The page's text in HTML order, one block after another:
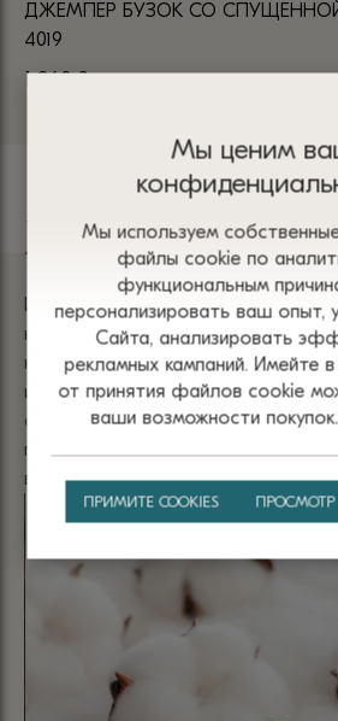
ДЖЕМПЕР БУЗОК СО
4019
1 260₴
Хлопок
Изделия из хлопка имеют мягкую
на ощупь. Они не раздражают кожу
комфорт благодаря отличной
и способности впитывать влагу.
отличается прочностью,
простотой в уходе, что делает ее
выбором для любого времени
Мы ценим
Мы используем
файлы сооkіе по
функциональным
персонализировать ваш опыт,
Сайта, анализировать
рекламных кампаний. Имейте в
от принятия файлов сооkіе
ваши возможности покупок.
ПРИМИТЕ COOKIES